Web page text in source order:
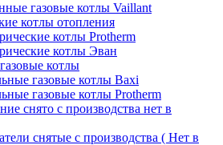
газовые котлы Vaillant
котлы отопления
котлы Protherm
котлы Эван
котлы
газовые котлы Baxi
газовые котлы Protherm
снято с производства нет в
снятые с производства ( Нет в